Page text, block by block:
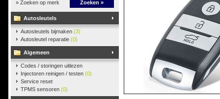
» Zoeken op merk Zoeken »
Autosleutels
Autosleutels bijmaken (3)
Autosleutel reparatie (0)
Algemeen
Codes / storingen uitlezen
Injectoren reinigen / testen (0)
Service reset
TPMS sensoren (0)